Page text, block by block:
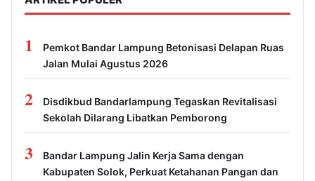
1
Pemkot Bandar Lampung Betonisasi Delapan Ruas
Jalan Mulai Agustus 2026
2
Disdikbud Bandarlampung Tegaskan Revitalisasi
Sekolah Dilarang Libatkan Pemborong
3
Bandar Lampung Jalin Kerja Sama dengan
Kabupaten Solok, Perkuat Ketahanan Pangan dan